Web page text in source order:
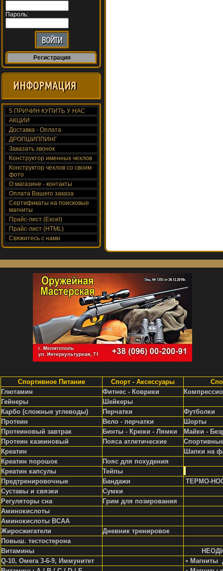
Пароль:
Регистрация
ИНФОРМАЦИЯ
5 ПРИЧИН КУПИТЬ У НАС
АКЦИИ
Доставка - Оплата
ДРОПШИППИНГ
Заказать звонок
Конструктор именных чехлов
Конструктор чехлов со своим
фото
О магазине - контакты
Оплата Вашего заказа
Сертификаты на поисковые
магниты
Прайс-лист (Excel)
Прайс-лист (HTML)
Свяжитесь с нами
Спортивное Питание Спорт - Аксессуары
Глютамин
Фитнес - Коврики
Гейнеры
Шейкеры
Карбо (сложные углеводы)
Перчатки
Футболки
Протеин
Вело - перчатки
Шорты
Протеиновый завтрак
Бинты - Крюки - Лямки
Майки -
Протеин казеиновый
Пояса атлетические
Креатин
Шапки на
Креатин порошок
Пояс для похудения
Креатин капсулы
Тейпы
Предтренировочные
Бандажи
ТЕРМО-
Суставы и связки
Сумки
Регуляторы сна
Грим для позирования
Аминокислоты
Аминокислоты ВСАА
Жиросжигатели
Дневник тренировок
Повыш. тестостерона
Витамины
Q-10, Омега 3-6-9, Иммунитет
• Магниты